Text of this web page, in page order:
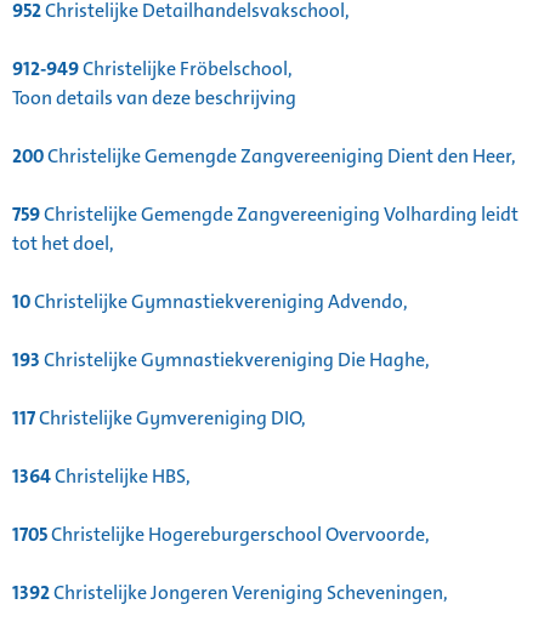
952Christelijke Detailhandelsvakschool,
912-949Christelijke Fröbelschool,
Toon details van deze beschrijving
200Christelijke Gemengde Zangvereeniging Dient den Heer,
759Christelijke Gemengde Zangvereeniging Volharding leidt
tot het doel,
10Christelijke Gymnastiekvereniging Advendo,
193Christelijke Gymnastiekvereniging Die Haghe,
117Christelijke Gymvereniging DIO,
1364Christelijke HBS,
1705Christelijke Hogereburgerschool Overvoorde,
1392Christelijke Jongeren Vereniging Scheveningen,